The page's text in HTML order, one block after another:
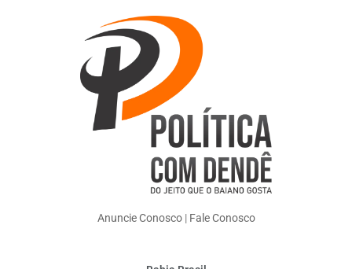
Anuncie Conosco| Fale Conosco